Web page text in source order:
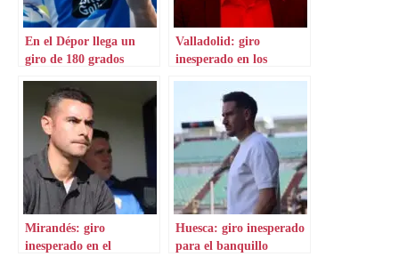
En el Dépor llega un
giro de 180 grados
Valladolid: giro
inesperado en los
Mirandés: giro
inesperado en el
Huesca: giro inesperado
para el banquillo